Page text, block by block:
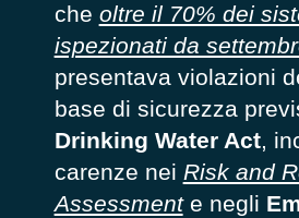
che oltre il 70% dei
ispezionati da
presentava violazioni
base di sicurezza
Drinking Water Act,
carenze nei Risk and
Assessmente negli